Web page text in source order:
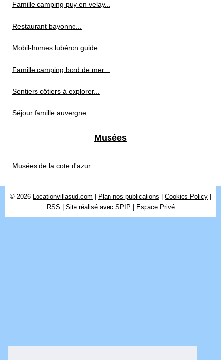
Famille camping puy en velay...
Restaurant bayonne...
Mobil-homes lubéron guide :...
Famille camping bord de mer...
Sentiers côtiers à explorer...
Séjour famille auvergne :...
Musées
Musées de la cote d'azur
© 2026 Locationvillasud.com Plan nos publications Cookies Policy
RSS
Site réalisé avec SPIP Espace Privé